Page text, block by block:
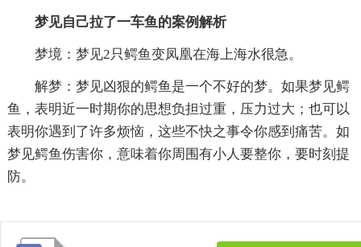
梦见自己拉了一车鱼的案例解析
梦境：梦见2只鳄鱼变凤凰在海上海水很急。
解梦：梦见凶狠的鳄鱼是一个不好的梦。如果梦见鳄
鱼，表明近一时期你的思想负担过重，压力过大；也可以
表明你遇到了许多烦恼，这些不快之事令你感到痛苦。如
梦见鳄鱼伤害你，意味着你周围有小人要整你，要时刻提
防。